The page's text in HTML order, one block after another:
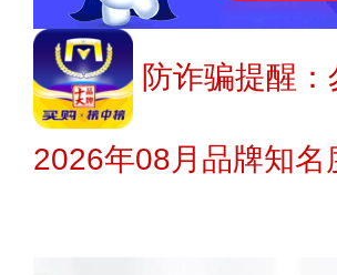
防诈骗提醒
2026年08月品牌知名